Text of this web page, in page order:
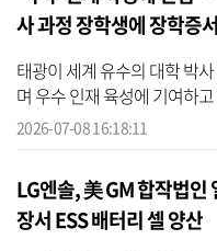
사 과정 장학생에 장학증
태광이 세계 유수의 대학 박
며 우수 인재 육성에 기여하
주재단)은 8일 서울 종로구 흥
2026-07-08 16:18:11
LG엔솔, 美 GM 합작법인
장서 ESS 배터리 셀 양산